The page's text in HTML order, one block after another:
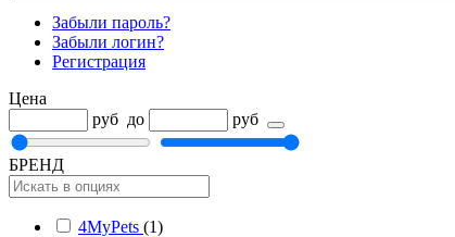
Забыли пароль?
Забыли логин?
Регистрация
Цена
руб до руб
БРЕНД
4MyPets (1)